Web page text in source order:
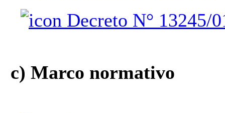
Decreto N° 13245/
c) Marco normativo